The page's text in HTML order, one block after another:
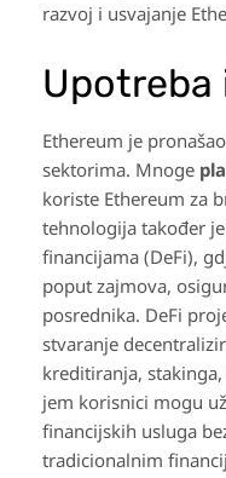
razvoj i usvajanje
Upotreba
Ethereum je
sektorima. Mnoge
koriste Ethereum za
tehnologija također
financijama (DeFi),
poput zajmova,
posrednika. DeFi
stvaranje
kreditiranja,
jem korisnici mogu
financijskih usluga
tradicionalnim